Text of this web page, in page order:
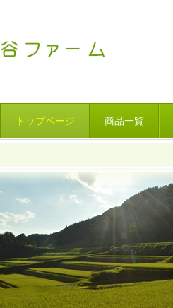
トップページ 商品一覧